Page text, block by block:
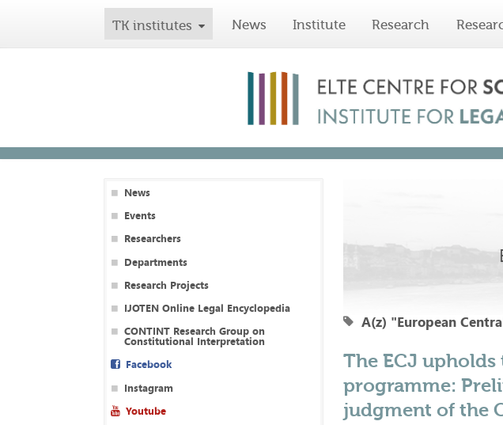
TK institutes News Institute Research
News
Events
Researchers
Departments
Research Projects
IJOTEN Online Legal Encyclopedia
CONTINT Research Group on
Constitutional Interpretation
Facebook
Instagram
Youtube
A(z) "European
The ECJ upholds
programme:
judgment of the